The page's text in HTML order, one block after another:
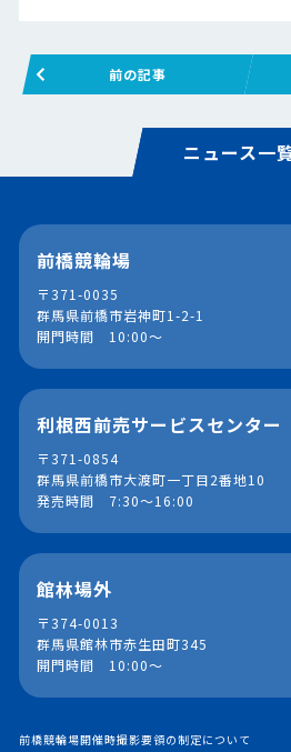
前の記事
ニュース一
前橋競輪場
〒371-0035
群馬県前橋市岩神町1-2-1
開門時間 10:00～
利根西前売サービスセンター
〒371-0854
群馬県前橋市大渡町一丁目2番地10
発売時間 7:30～16:00
館林場外
〒374-0013
群馬県館林市赤生田町345
開門時間 10:00～
前橋競輪場開催時撮影要領の制定について